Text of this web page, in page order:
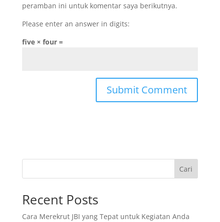
peramban ini untuk komentar saya berikutnya.
Please enter an answer in digits:
five × four =
Cari
Recent Posts
Cara Merekrut JBI yang Tepat untuk Kegiatan Anda